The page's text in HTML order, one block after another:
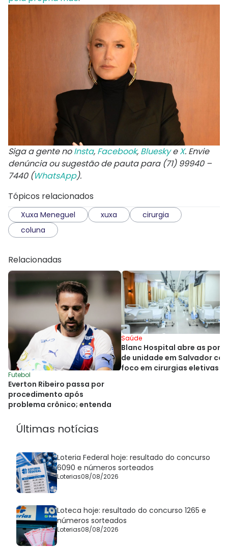
Siga a gente noInsta, Facebook, BlueskyeX. Envie
denúncia ou sugestão de pauta para (71) 99940 –
7440 (WhatsApp).
Tópicos relacionados
Xuxa Meneguel xuxa
cirurgia
coluna
Relacionadas
Futebol
Everton Ribeiro passa por
procedimento após
problema crônico; entenda
Saúde
Blanc Hospital abre as
de unidade em Salvador
foco em cirurgias eletivas
Últimas notícias
Loteria Federal hoje: resultado do concurso
6090 e números sorteados
Loterias08/08/2026
Loteca hoje: resultado do concurso 1265 e
números sorteados
Loterias08/08/2026